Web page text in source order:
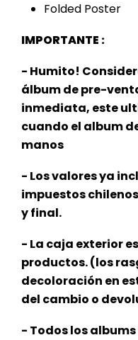
Folded Poster
IMPORTANTE :
- Humito!
álbum de pre-
inmediata, este
cuando el album
manos
- Los valores ya
impuestos
y final.
- La caja exterior
productos. (los
decoloración en
del cambio o
- Todos los